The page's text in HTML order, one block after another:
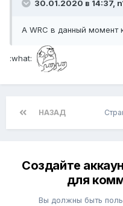
30.01.2020 в 14:37,
А WRC в данный момент
:what:
НАЗАД
Создайте
для
Вы должны быть